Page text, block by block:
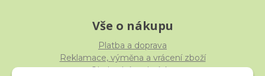
Vše o nákupu
Platba a doprava
Reklamace, výměna a vrácení zboží
Obchodní podmínky